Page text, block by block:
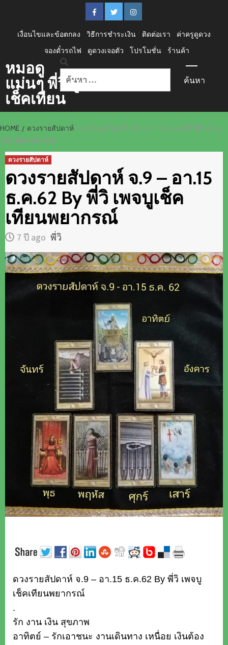
content
FACEBOOKTwitterinstagram
เงื่อนไขและข้อตกลง วิธีการชำระเงิน ติดต่อเรา
ค่าครูดูดวง
จองตั๋วรถไฟ
ดูดวงเจอตัว โปรโมชั่น ร้านค้า
หมอดู
แม่นๆ พี่วิ บู
เช็คเทียน
ค้นหา
HOME ดวงรายสัปดาห์
ดวงรายสัปดาห์ จ.9 – อา.15 ธ.ค.62 BY พี่วิ เพจบู
เช็คเทียนพยากรณ์
ดวงรายสัปดาห์
ดวงรายสัปดาห์ จ.9 – อา.15
ธ.ค.62 By พี่วิ เพจบูเช็ค
เทียนพยากรณ์
7 ปี ago พี่วิ
ดวงรายสัปดาห์ จ.9 – อา.15 ธ.ค.62 By พี่วิ เพจบู
เช็คเทียนพยากรณ์
.
รัก งาน เงิน สุขภาพ
อาทิตย์ – รักเอาชนะ งานเดินทาง เหนื่อย เงินต้อง